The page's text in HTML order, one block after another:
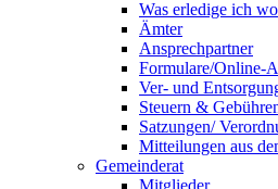
Was erledige ich wo
Ämter
Ansprechpartner
Formulare/Online-
Ver- und
Steuern &
Satzungen/
Mitteilungen aus
Gemeinderat
Mitglieder